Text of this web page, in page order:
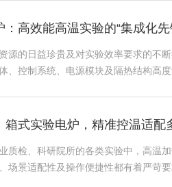
：高效能高温实验的“集成化先
源的日益珍贵及对实验效率要求的不
、控制系统、电源模块及隔热结构高
箱式实验电炉，精准控温适配
质检、科研院所的各类实验中，高温
场景适配性及操作便捷性都有着严苛